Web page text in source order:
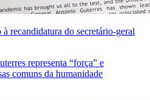
recandidatura do secretário-geral
representa “força” e
comuns da humanidade